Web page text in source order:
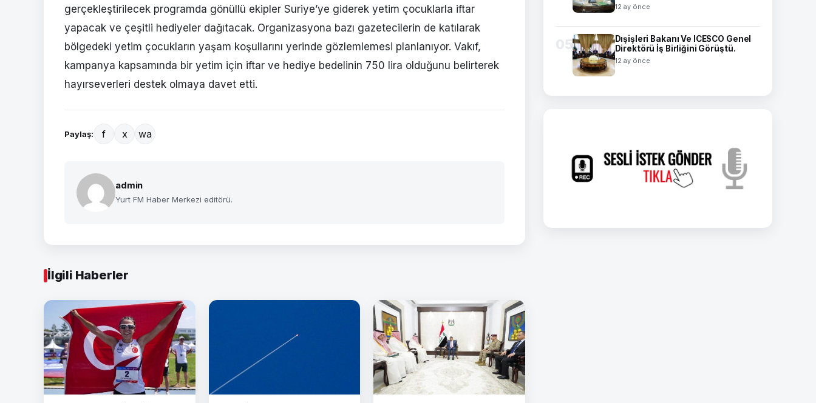
gerçekleştirilecek programda gönüllü ekipler Suriye’ye giderek yetim çocuklarla iftar
yapacak ve çeşitli hediyeler dağıtacak. Organizasyona bazı gazetecilerin de katılarak
bölgedeki yetim çocukların yaşam koşullarını yerinde gözlemlemesi planlanıyor. Vakıf,
kampanya kapsamında bir yetim için iftar ve hediye bedelinin 750 lira olduğunu belirterek
hayırseverleri destek olmaya davet etti.
Paylaş: f x wa
admin
Yurt FM Haber Merkezi editörü.
İlgili Haberler
12 ay önce
05
Dışişleri Bakanı Ve ICESCO Genel
Direktörü İş Birliğini Görüştü.
12 ay önce